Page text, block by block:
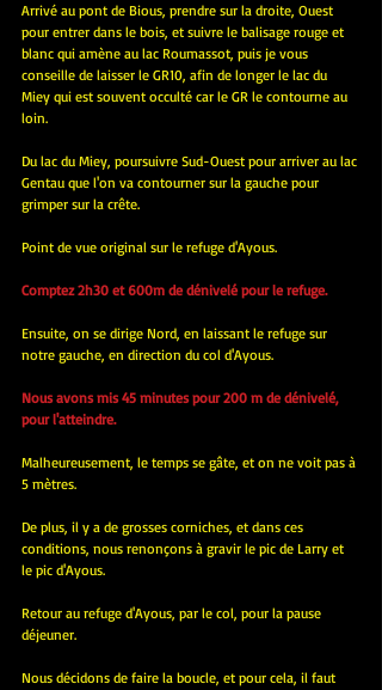
Arrivé au pont de Bious, prendre sur la droite, Ouest
pour entrer dans le bois, et suivre le balisage rouge et
blanc qui amène au lac Roumassot, puis je vous
conseille de laisser le GR10, afin de longer le lac du
Miey qui est souvent occulté car le GR le contourne au
loin.
Du lac du Miey, poursuivre Sud-Ouest pour arriver au lac
Gentau que l'on va contourner sur la gauche pour
grimper sur la crête.
Point de vue original sur le refuge d'Ayous.
Comptez 2h30 et 600m de dénivelé pour le refuge.
Ensuite, on se dirige Nord, en laissant le refuge sur
notre gauche, en direction du col d'Ayous.
Nous avons mis 45 minutes pour 200 m de dénivelé,
pour l'atteindre.
Malheureusement, le temps se gâte, et on ne voit pas à
5 mètres.
De plus, il y a de grosses corniches, et dans ces
conditions, nous renonçons à gravir le pic de Larry et
le pic d'Ayous.
Retour au refuge d'Ayous, par le col, pour la pause
déjeuner.
Nous décidons de faire la boucle, et pour cela, il faut